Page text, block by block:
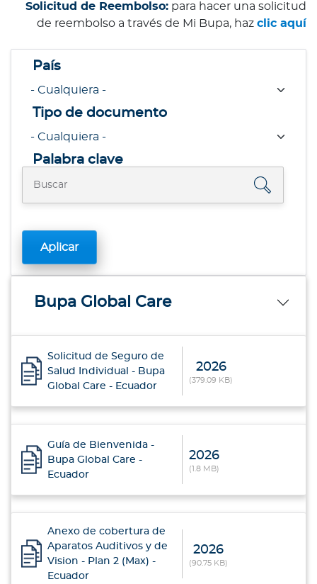
Solicitud de Reembolso: para hacer una solicitud
de reembolso a través de Mi Bupa, haz clic aquí
País
Tipo de documento
Palabra clave
Bupa Global Care
Solicitud de Seguro de
Salud Individual - Bupa
Global Care - Ecuador
2026
(379.09 KB)
Guía de Bienvenida -
Bupa Global Care -
Ecuador
2026
(1.8 MB)
Anexo de cobertura de
Aparatos Auditivos y de
Vision - Plan 2 (Max) -
Ecuador
2026
(90.75 KB)